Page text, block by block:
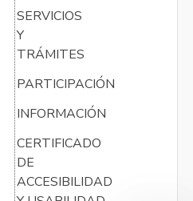
SERVICIOS
Y
TRÁMITES
PARTICIPACIÓN
INFORMACIÓN
CERTIFICADO
DE
ACCESIBILIDAD